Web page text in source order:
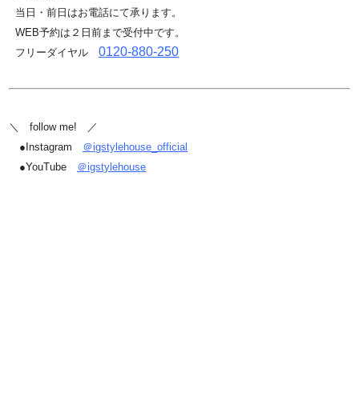
当日・前日はお電話にて承ります。
WEB予約は２日前まで受付中です。
フリーダイヤル
0120-880-250
＼ follow me! ／
●Instagram
＠igstylehouse_official
●YouTube
＠igstylehouse